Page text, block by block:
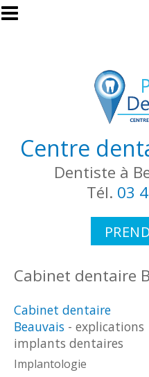
Aller au contenu principal
Centre
Dentiste à
Tél. 03
Cabinet dentaire
Cabinet dentaire
Beauvais - explications
implants dentaires
Implantologie